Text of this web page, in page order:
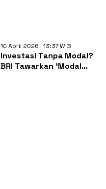
10 April 2026 | 13:37 WIB
Investasi Tanpa Modal?
BRI Tawarkan 'Modal